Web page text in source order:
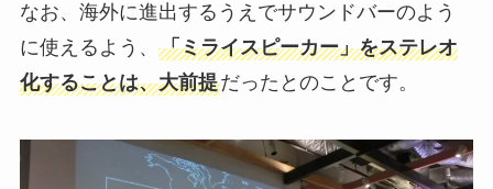
なお、海外に進出するうえでサウンドバーのよう
に使えるよう、 「ミライスピーカー」をステレオ
化することは、大前提だったとのことです。